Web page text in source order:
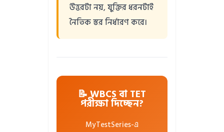
উত্তরটা নয়, যুক্তির ধরনটাই
নৈতিক স্তর নির্ধারণ করে।
📝 WBCS বা TET
পরীক্ষা দিচ্ছেন?
MyTestSeries-এ